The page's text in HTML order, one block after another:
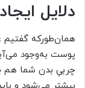
دلایل
همان‌طورکه گفتیم
پوست به‌وجود
چربیِ بدن شما هم